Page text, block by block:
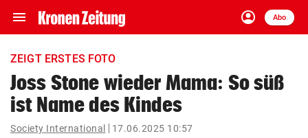
menu Navigation
ein-/ausklappen
account_circle
Anmelden
Abo
close Schließen
account_circle Anmelden
ZEIGT ERSTES FOTO
Joss Stone wieder Mama: So süß
ist Name des Kindes
Society International 17.06.2025 10:57